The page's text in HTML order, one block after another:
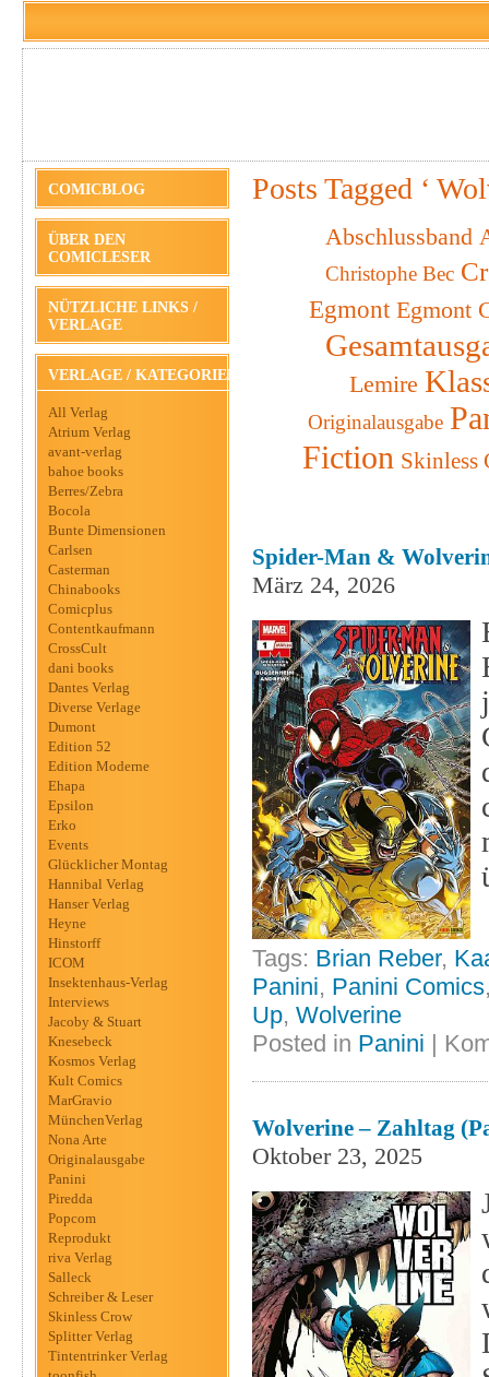
COMICBLOG
ÜBER DEN
COMICLESER
NÜTZLICHE LINKS /
VERLAGE
VERLAGE / KATEGORIEN
All Verlag
Atrium Verlag
avant-verlag
bahoe books
Berres/Zebra
Bocola
Bunte Dimensionen
Carlsen
Casterman
Chinabooks
Comicplus
Contentkaufmann
CrossCult
dani books
Dantes Verlag
Diverse Verlage
Dumont
Edition 52
Edition Moderne
Ehapa
Epsilon
Erko
Events
Glücklicher Montag
Hannibal Verlag
Hanser Verlag
Heyne
Hinstorff
ICOM
Insektenhaus-Verlag
Interviews
Jacoby & Stuart
Knesebeck
Kosmos Verlag
Kult Comics
MarGravio
MünchenVerlag
Nona Arte
Originalausgabe
Panini
Piredda
Popcom
Reprodukt
riva Verlag
Salleck
Schreiber & Leser
Skinless Crow
Splitter Verlag
Tintentrinker Verlag
Posts Tagged ‘
Abschlussband
Christophe Bec
Egmont Egmont
Lemire
Originalausgabe
Fiction Skinless
Spider-Man &
März 24, 2026
Tags: Brian Reber,
Panini, Panini Comics
Up, Wolverine
Posted in Panini |
Wolverine – Zahltag
Oktober 23, 2025